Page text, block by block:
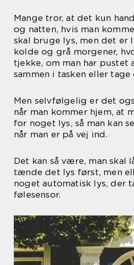
Mange tror, at det kun
og natten, hvis man
skal bruge lys, men det er
kolde og grå morgener,
tjekke, om man har pustet
sammen i tasken eller
Men selvfølgelig er det
når man kommer hjem, at
for noget lys, så man kan
når man er på vej ind.
Det kan så være, man skal
tænde det lys først, men
noget automatisk lys, der
følesensor.